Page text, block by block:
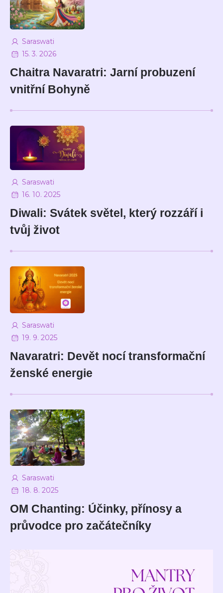
15. 3. 2026
Saraswati
Chaitra Navaratri: Jarní probuzení
vnitřní Bohyně
16. 10. 2025
Saraswati
Diwali: Svátek světel, který rozzáří i
tvůj život
19. 9. 2025
Saraswati
Navaratri: Devět nocí transformační
ženské energie
18. 8. 2025
Saraswati
OM Chanting: Účinky, přínosy a
průvodce pro začátečníky